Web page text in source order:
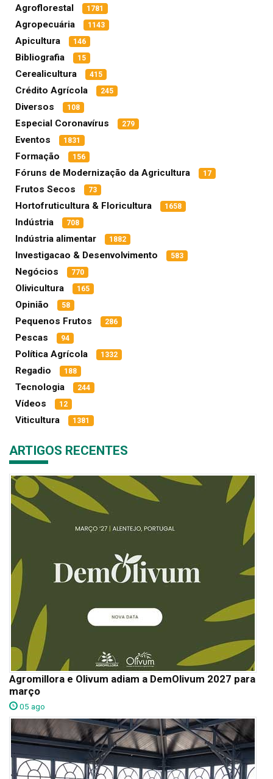
Agroflorestal 1781
Agropecuária 1143
Apicultura 146
Bibliografia 15
Cerealicultura 415
Crédito Agrícola 245
Diversos 108
Especial Coronavírus 279
Eventos 1831
Formação 156
Fóruns de Modernização da Agricultura 17
Frutos Secos 73
Hortofruticultura & Floricultura 1658
Indústria 708
Indústria alimentar 1882
Investigacao & Desenvolvimento 583
Negócios 770
Olivicultura 165
Opinião 58
Pequenos Frutos 286
Pescas 94
Política Agrícola 1332
Regadio 188
Tecnologia 244
Vídeos 12
Viticultura 1381
ARTIGOS RECENTES
Agromillora e Olivum adiam a DemOlivum 2027 para
março
05 ago